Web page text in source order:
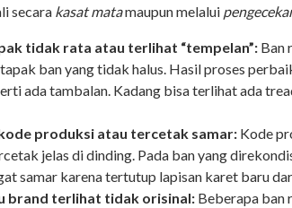
secara kasat matamaupun melalui
tidak rata atau terlihat “tempelan”: Ban
ban yang tidak halus. Hasil proses
ada tambalan. Kadang bisa terlihat ada
produksi atau tercetak samar: Kode
jelas di dinding. Pada ban yang
samar karena tertutup lapisan karet baru
brand terlihat tidak orisinal: Beberapa ban